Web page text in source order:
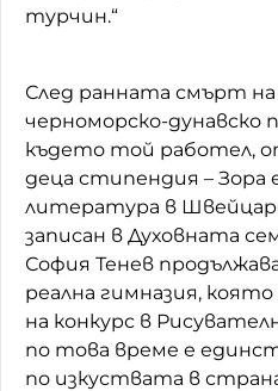
турчин.“
След ранната смърт
черноморско-дунавско
където той работел,
деца стипендия – Зора
литература в
записан в Духовната
София Тенев
реална гимназия, която
на конкурс в
по това време е
по изкуствата в